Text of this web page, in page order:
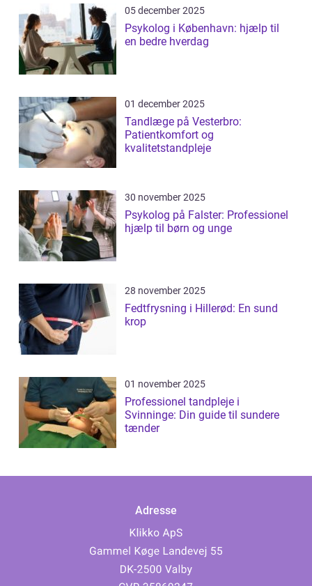
05 december 2025
Psykolog i København: hjælp til
en bedre hverdag
01 december 2025
Tandlæge på Vesterbro:
Patientkomfort og
kvalitetstandpleje
30 november 2025
Psykolog på Falster: Professionel
hjælp til børn og unge
28 november 2025
Fedtfrysning i Hillerød: En sund
krop
01 november 2025
Professionel tandpleje i
Svinninge: Din guide til sundere
tænder
Adresse